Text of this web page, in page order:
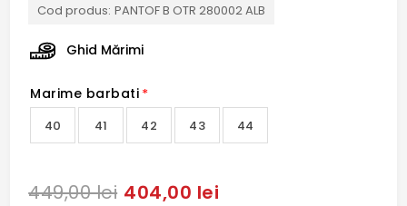
Cod produs: PANTOF B OTR 280002 ALB
Ghid Mărimi
Marime barbati *
40 41 42 43 44
449,00 lei 404,00 lei